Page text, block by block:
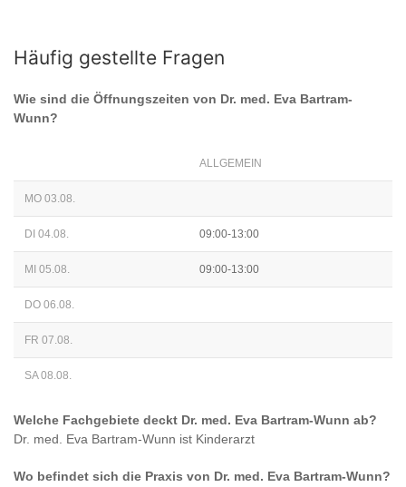
Häufig gestellte Fragen
Wie sind die Öffnungszeiten von Dr. med. Eva Bartram-
Wunn?
ALLGEMEIN
MO 03.08.
DI 04.08. 09:00-13:00
MI 05.08. 09:00-13:00
DO 06.08.
FR 07.08.
SA 08.08.
Welche Fachgebiete deckt Dr. med. Eva Bartram-Wunn ab?
Dr. med. Eva Bartram-Wunn ist Kinderarzt
Wo befindet sich die Praxis von Dr. med. Eva Bartram-Wunn?